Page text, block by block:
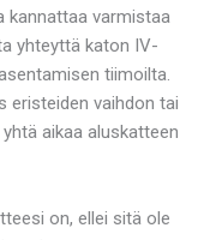
kannattaa varmistaa
yhteyttä katon IV-
tiimoilta.
eristeiden vaihdon tai
aikaa aluskatteen
on, ellei sitä ole